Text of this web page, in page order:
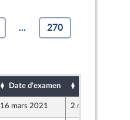
... 270
Date d'examen
16 mars 2021 2 mars 2021